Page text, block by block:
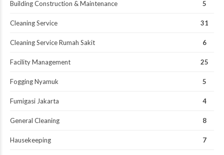
Building Construction & Maintenance 5
Cleaning Service 31
Cleaning Service Rumah Sakit 6
Facility Management 25
Fogging Nyamuk 5
Fumigasi Jakarta 4
General Cleaning 8
Hausekeeping 7